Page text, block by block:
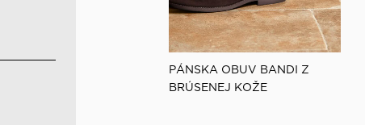
PÁNSKA OBUV BANDI Z
BRÚSENEJ KOŽE